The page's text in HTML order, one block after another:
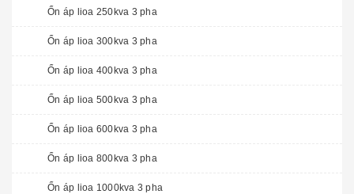
Ổn áp lioa 250kva 3 pha
Ổn áp lioa 300kva 3 pha
Ổn áp lioa 400kva 3 pha
Ổn áp lioa 500kva 3 pha
Ổn áp lioa 600kva 3 pha
Ổn áp lioa 800kva 3 pha
Ổn áp lioa 1000kva 3 pha